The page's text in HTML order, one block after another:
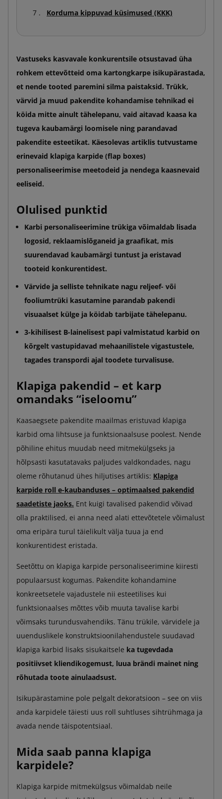
Korduma kippuvad küsimused (KKK)
Vastuseks kasvavale konkurentsile otsustavad üha
rohkem ettevõtteid oma kartongkarpe isikupärastada,
et nende tooted paremini silma paistaksid. Trükk,
värvid ja muud pakendite kohandamise tehnikad ei
köida mitte ainult tähelepanu, vaid aitavad kaasa ka
tugeva kaubamärgi loomisele ning parandavad
pakendite esteetikat. Käesolevas artiklis tutvustame
erinevaid klapiga karpide (flap boxes)
personaliseerimise meetodeid ja nendega kaasnevaid
eeliseid.
Olulised punktid
Karbi personaliseerimine trükiga võimaldab lisada
logosid, reklaamislõganeid ja graafikat, mis
suurendavad kaubamärgi tuntust ja eristavad
tooteid konkurentidest.
Värvide ja selliste tehnikate nagu reljeef- või
fooliumtrüki kasutamine parandab pakendi
visuaalset külge ja köidab tarbijate tähelepanu.
3-kihilisest B-lainelisest papi valmistatud karbid on
kõrgelt vastupidavad mehaanilistele vigastustele,
tagades transpordi ajal toodete turvalisuse.
Klapiga pakendid – et karp
omandaks “iseloomu”
Kaasaegsete pakendite maailmas eristuvad klapiga
karbid oma lihtsuse ja funktsionaalsuse poolest. Nende
põhiline ehitus muudab need mitmekülgseks ja
hõlpsasti kasutatavaks paljudes valdkondades, nagu
oleme rõhutanud ühes hiljutises artiklis: Klapiga
karpide roll e-kaubanduses – optimaalsed pakendid
saadetiste jaoks. Ent kuigi tavalised pakendid võivad
olla praktilised, ei anna need alati ettevõtetele võimalust
oma eripära turul täielikult välja tuua ja end
konkurentidest eristada.
Seetõttu on klapiga karpide personaliseerimine kiiresti
populaarsust kogumas. Pakendite kohandamine
konkreetsetele vajadustele nii esteetilises kui
funktsionaalses mõttes võib muuta tavalise karbi
võimsaks turundusvahendiks. Tänu trükile, värvidele ja
uuenduslikele konstruktsioonilahendustele suudavad
klapiga karbid lisaks sisukaitsele ka tugevdada
positiivset kliendikogemust, luua brändi mainet ning
rõhutada toote ainulaadsust.
Isikupärastamine pole pelgalt dekoratsioon – see on viis
anda karpidele täiesti uus roll suhtluses sihtrühmaga ja
avada nende täispotentsiaal.
Mida saab panna klapiga
karpidele?
Klapiga karpide mitmekülgsus võimaldab neile